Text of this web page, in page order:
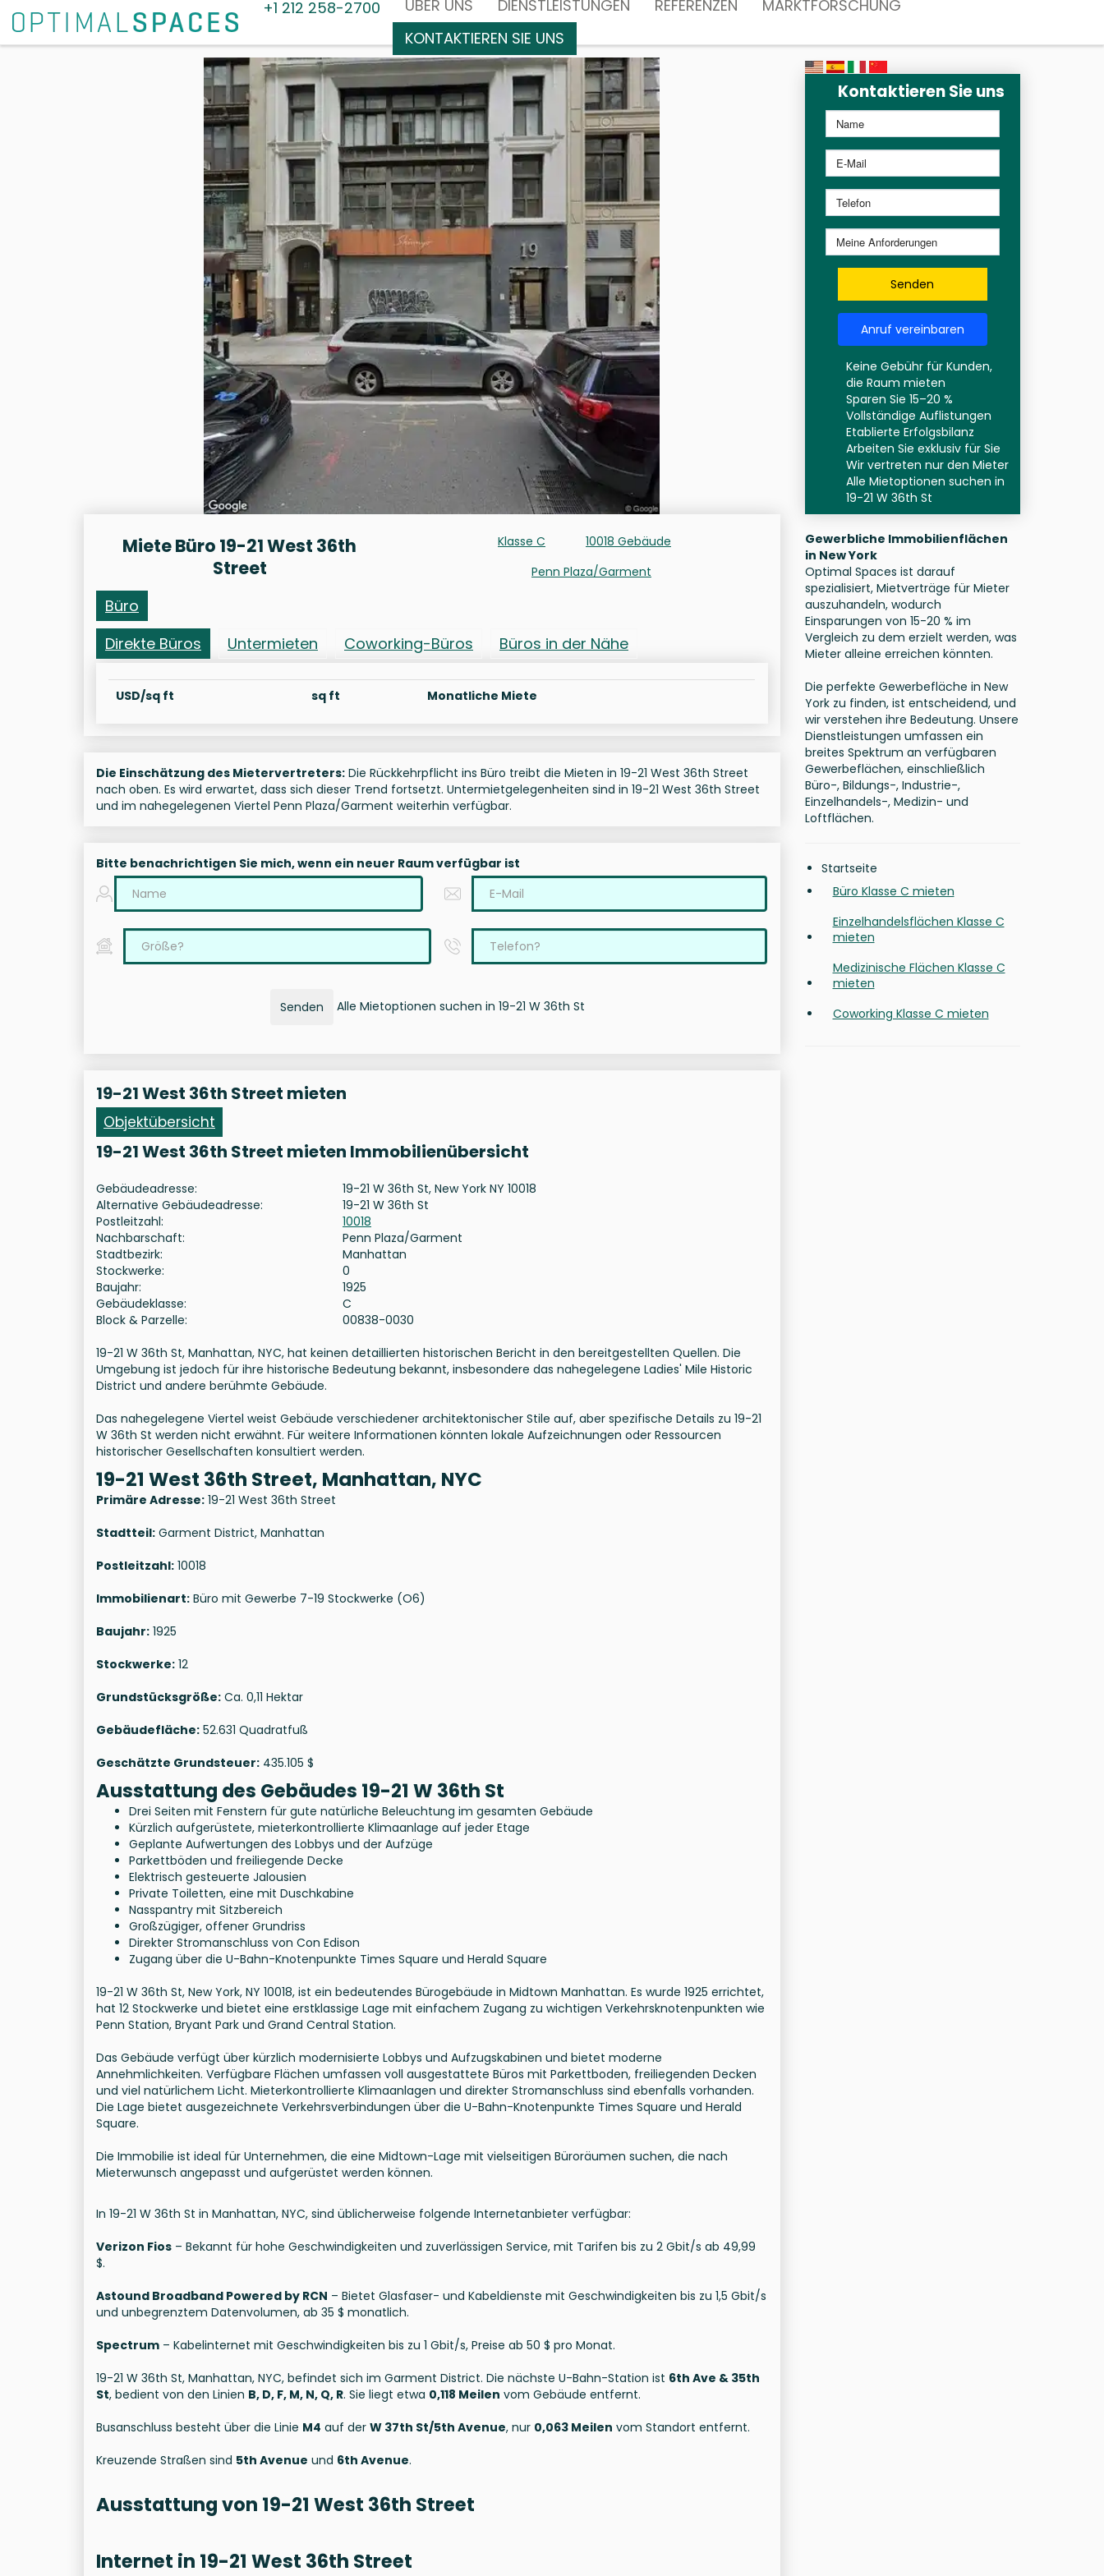
+1 212 258-2700 ÜBER UNS DIENSTLEISTUNGEN REFERENZEN
MARKTFORSCHUNG
KONTAKTIEREN SIE UNS
Miete Büro 19-21 West 36th
Street
Klasse C
10018 Gebäude
Penn Plaza/Garment
Büro
Direkte Büros
Untermieten Coworking-Büros Büros in der Nähe
USD/sq ft sq ft Monatliche Miete
Die Einschätzung des Mietervertreters: Die Rückkehrpflicht ins Büro treibt die Mieten in 19-21 West 36th Street
nach oben. Es wird erwartet, dass sich dieser Trend fortsetzt. Untermietgelegenheiten sind in 19-21 West 36th Street
und im nahegelegenen Viertel Penn Plaza/Garment weiterhin verfügbar.
Bitte benachrichtigen Sie mich, wenn ein neuer Raum verfügbar ist
Senden Alle Mietoptionen suchen in 19-21 W 36th St
19-21 West 36th Street mieten
Objektübersicht
19-21 West 36th Street mieten Immobilienübersicht
Gebäudeadresse:
19-21 W 36th St, New York NY 10018
Alternative Gebäudeadresse:
19-21 W 36th St
Postleitzahl:
10018
Nachbarschaft:
Penn Plaza/Garment
Stadtbezirk:
Manhattan
Stockwerke:
0
Baujahr:
1925
Gebäudeklasse:
C
Block & Parzelle:
00838-0030
19-21 W 36th St, Manhattan, NYC, hat keinen detaillierten historischen Bericht in den bereitgestellten Quellen. Die
Umgebung ist jedoch für ihre historische Bedeutung bekannt, insbesondere das nahegelegene Ladies' Mile Historic
District und andere berühmte Gebäude.
Das nahegelegene Viertel weist Gebäude verschiedener architektonischer Stile auf, aber spezifische Details zu 19-21
W 36th St werden nicht erwähnt. Für weitere Informationen könnten lokale Aufzeichnungen oder Ressourcen
historischer Gesellschaften konsultiert werden.
19-21 West 36th Street, Manhattan, NYC
Primäre Adresse: 19-21 West 36th Street
Stadtteil: Garment District, Manhattan
Postleitzahl: 10018
Immobilienart: Büro mit Gewerbe 7-19 Stockwerke (O6)
Baujahr: 1925
Stockwerke: 12
Grundstücksgröße: Ca. 0,11 Hektar
Gebäudefläche: 52.631 Quadratfuß
Geschätzte Grundsteuer: 435.105 $
Ausstattung des Gebäudes 19-21 W 36th St
Drei Seiten mit Fenstern für gute natürliche Beleuchtung im gesamten Gebäude
Kürzlich aufgerüstete, mieterkontrollierte Klimaanlage auf jeder Etage
Geplante Aufwertungen des Lobbys und der Aufzüge
Parkettböden und freiliegende Decke
Elektrisch gesteuerte Jalousien
Private Toiletten, eine mit Duschkabine
Nasspantry mit Sitzbereich
Großzügiger, offener Grundriss
Direkter Stromanschluss von Con Edison
Zugang über die U-Bahn-Knotenpunkte Times Square und Herald Square
19-21 W 36th St, New York, NY 10018, ist ein bedeutendes Bürogebäude in Midtown Manhattan. Es wurde 1925 errichtet,
hat 12 Stockwerke und bietet eine erstklassige Lage mit einfachem Zugang zu wichtigen Verkehrsknotenpunkten wie
Penn Station, Bryant Park und Grand Central Station.
Das Gebäude verfügt über kürzlich modernisierte Lobbys und Aufzugskabinen und bietet moderne
Annehmlichkeiten. Verfügbare Flächen umfassen voll ausgestattete Büros mit Parkettboden, freiliegenden Decken
und viel natürlichem Licht. Mieterkontrollierte Klimaanlagen und direkter Stromanschluss sind ebenfalls vorhanden.
Die Lage bietet ausgezeichnete Verkehrsverbindungen über die U-Bahn-Knotenpunkte Times Square und Herald
Square.
Die Immobilie ist ideal für Unternehmen, die eine Midtown-Lage mit vielseitigen Büroräumen suchen, die nach
Mieterwunsch angepasst und aufgerüstet werden können.
In 19-21 W 36th St in Manhattan, NYC, sind üblicherweise folgende Internetanbieter verfügbar:
Verizon Fios – Bekannt für hohe Geschwindigkeiten und zuverlässigen Service, mit Tarifen bis zu 2 Gbit/s ab 49,99
$.
Astound Broadband Powered by RCN – Bietet Glasfaser- und Kabeldienste mit Geschwindigkeiten bis zu 1,5 Gbit/s
und unbegrenztem Datenvolumen, ab 35 $ monatlich.
Spectrum – Kabelinternet mit Geschwindigkeiten bis zu 1 Gbit/s, Preise ab 50 $ pro Monat.
19-21 W 36th St, Manhattan, NYC, befindet sich im Garment District. Die nächste U-Bahn-Station ist 6th Ave & 35th
St, bedient von den Linien B, D, F, M, N, Q, R. Sie liegt etwa 0,118 Meilen vom Gebäude entfernt.
Busanschluss besteht über die Linie M4 auf der W 37th St/5th Avenue, nur 0,063 Meilen vom Standort entfernt.
Kreuzende Straßen sind 5th Avenue und 6th Avenue.
Ausstattung von 19-21 West 36th Street
Internet in 19-21 West 36th Street
Kontaktieren Sie uns
Senden
Anruf vereinbaren
Keine Gebühr für Kunden,
die Raum mieten
Sparen Sie 15–20 %
Vollständige Auflistungen
Etablierte Erfolgsbilanz
Arbeiten Sie exklusiv für Sie
Wir vertreten nur den Mieter
Alle Mietoptionen suchen in
19-21 W 36th St
Gewerbliche Immobilienflächen
in New York
Optimal Spaces ist darauf
spezialisiert, Mietverträge für Mieter
auszuhandeln, wodurch
Einsparungen von 15-20 % im
Vergleich zu dem erzielt werden, was
Mieter alleine erreichen könnten.
Die perfekte Gewerbefläche in New
York zu finden, ist entscheidend, und
wir verstehen ihre Bedeutung. Unsere
Dienstleistungen umfassen ein
breites Spektrum an verfügbaren
Gewerbeflächen, einschließlich
Büro-, Bildungs-, Industrie-,
Einzelhandels-, Medizin- und
Loftflächen.
Startseite
Büro Klasse C mieten
Einzelhandelsflächen Klasse C
mieten
Medizinische Flächen Klasse C
mieten
Coworking Klasse C mieten